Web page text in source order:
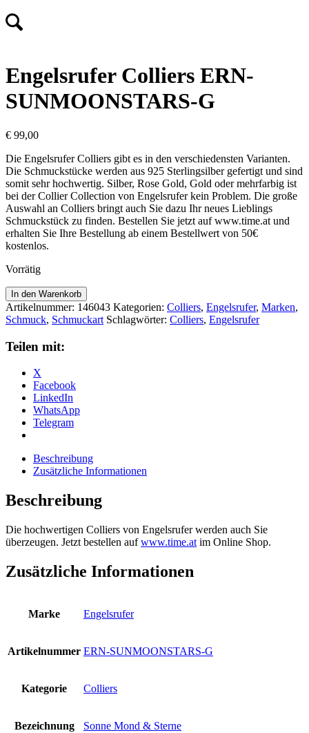
Engelsrufer Colliers ERN-
SUNMOONSTARS-G
€ 99,00
Die Engelsrufer Colliers gibt es in den verschiedensten Varianten.
Die Schmuckstücke werden aus 925 Sterlingsilber gefertigt und sind
somit sehr hochwertig. Silber, Rose Gold, Gold oder mehrfarbig ist
bei der Collier Collection von Engelsrufer kein Problem. Die große
Auswahl an Colliers bringt auch Sie dazu Ihr neues Lieblings
Schmuckstück zu finden. Bestellen Sie jetzt auf www.time.at und
erhalten Sie Ihre Bestellung ab einem Bestellwert von 50€
kostenlos.
Vorrätig
Engelsrufer
Colliers
ERN-
G
Menge
In den Warenkorb
Artikelnummer: 146043 Kategorien: Colliers, Engelsrufer, Marken,
Schmuck, Schmuckart Schlagwörter: Colliers, Engelsrufer
Teilen mit:
X
Facebook
LinkedIn
WhatsApp
Telegram
Beschreibung
Zusätzliche Informationen
Beschreibung
Die hochwertigen Colliers von Engelsrufer werden auch Sie
überzeugen. Jetzt bestellen aufwww.time.at im Online Shop.
Zusätzliche Informationen
Marke Engelsrufer
Artikelnummer ERN-SUNMOONSTARS-G
Kategorie Colliers
Bezeichnung Sonne Mond & Sterne